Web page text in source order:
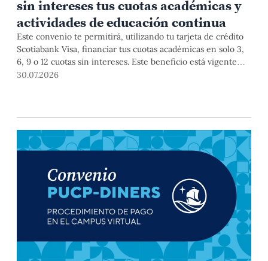
sin intereses tus cuotas académicas y
actividades de educación continua
Este convenio te permitirá, utilizando tu tarjeta de crédito
Scotiabank Visa, financiar tus cuotas académicas en solo 3,
6, 9 o 12 cuotas sin intereses. Este beneficio está vigente
hasta el 31 de diciembre de 2026, y aplica para pagos de
30.07.2026